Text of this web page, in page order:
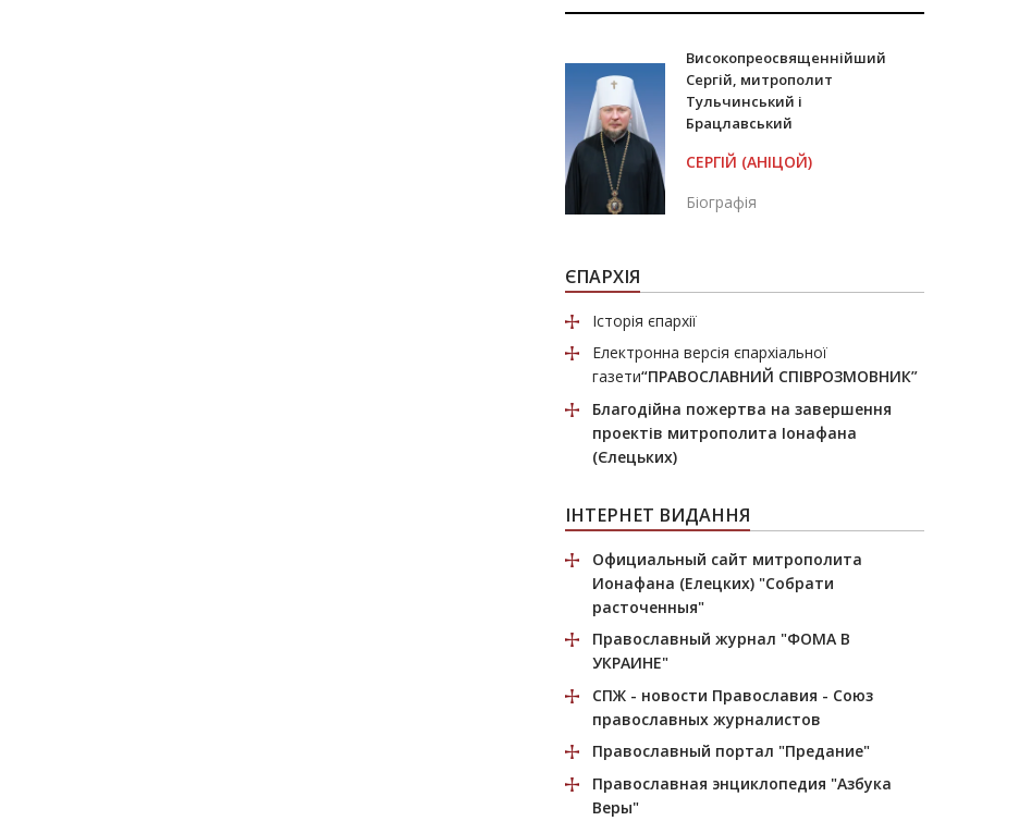
Високопреосвященнійший
Сергій, митрополит
Тульчинський і
Брацлавський
СЕРГІЙ (АНІЦОЙ)
Біографія
ЄПАРХІЯ
Історія єпархії
Електронна версія єпархіальної
газети“ПРАВОСЛАВНИЙ СПІВРОЗМОВНИК”
Благодійна пожертва на завершення
проектів митрополита Іонафана
(Єлецьких)
ІНТЕРНЕТ ВИДАННЯ
Официальный сайт митрополита
Ионафана (Елецких) "Собрати
расточенныя"
Православный журнал "ФОМА В
УКРАИНЕ"
СПЖ - новости Православия - Союз
православных журналистов
Православный портал "Предание"
Православная энциклопедия "Азбука
Веры"